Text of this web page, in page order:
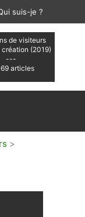
suis-je ?
de visiteurs
(2019)
---
articles
>